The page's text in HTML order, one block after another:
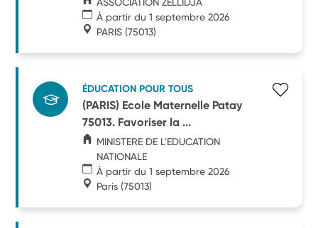
À partir du 1 septembre 2026
PARIS (75013)
ÉDUCATION POUR TOUS
(PARIS) Ecole Maternelle Patay
75013. Favoriser la ...
MINISTERE DE L'EDUCATION
NATIONALE
À partir du 1 septembre 2026
Paris (75013)